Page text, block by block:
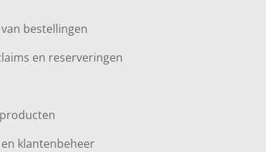
bestellingen
en reserveringen
klantenbeheer